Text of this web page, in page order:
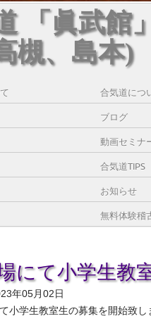
「眞武館
槻、島本)
合気道につ
ブログ
動画セミナ
合気道TIPS
お知らせ
無料体験稽
にて小学生教
年05月02日
小学生教室生の募集を開始致し